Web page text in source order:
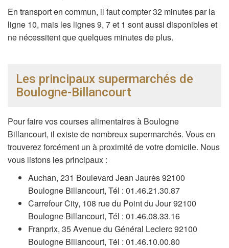
En transport en commun, il faut compter 32 minutes par la
ligne 10, mais les lignes 9, 7 et 1 sont aussi disponibles et
ne nécessitent que quelques minutes de plus.
Les principaux supermarchés de
Boulogne-Billancourt
Pour faire vos courses alimentaires à Boulogne
Billancourt, il existe de nombreux supermarchés. Vous en
trouverez forcément un à proximité de votre domicile. Nous
vous listons les principaux :
Auchan, 231 Boulevard Jean Jaurès 92100
Boulogne Billancourt, Tél : 01.46.21.30.87
Carrefour City, 108 rue du Point du Jour 92100
Boulogne Billancourt, Tél : 01.46.08.33.16
Franprix, 35 Avenue du Général Leclerc 92100
Boulogne Billancourt, Tél : 01.46.10.00.80